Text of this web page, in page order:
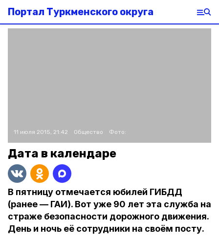
Портал Туркменского округа
11 июля 2015, 21:42 Общество Фото:
Дата в календаре
В пятницу отмечается юбилей ГИБДД
(ранее — ГАИ). Вот уже 90 лет эта служба на
страже безопасности дорожного движения.
День и ночь её сотрудники на своём посту.